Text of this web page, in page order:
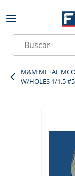
Skip to main
Site Search
M&M METAL
W/HOLES 1/1.5